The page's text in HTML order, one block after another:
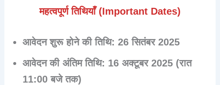
महत्वपूर्ण तिथियाँ (Important Dates)
आवेदन शुरू होने की तिथि: 26 सितंबर 2025
आवेदन की अंतिम तिथि: 16 अक्टूबर 2025 (रात
11:00 बजे तक)